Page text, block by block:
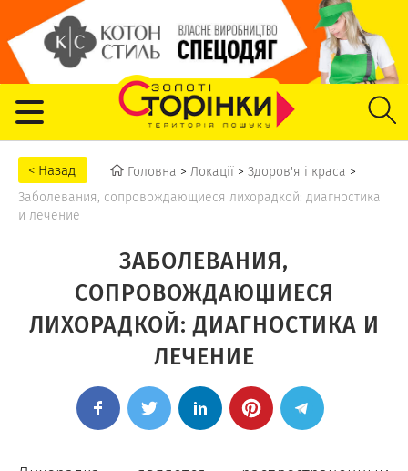
Головна > Локації > Здоров'я і краса >
Заболевания, сопровождающиеся лихорадкой: диагностика
и лечение
ЗАБОЛЕВАНИЯ,
СОПРОВОЖДАЮЩИЕСЯ
ЛИХОРАДКОЙ: ДИАГНОСТИКА И
ЛЕЧЕНИЕ